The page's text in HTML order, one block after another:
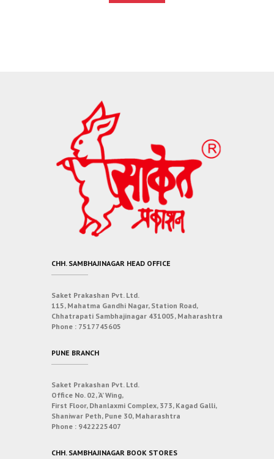
CHH. SAMBHAJINAGAR HEAD OFFICE
Saket Prakashan Pvt. Ltd.
115, Mahatma Gandhi Nagar, Station Road,
Chhatrapati Sambhajinagar 431005, Maharashtra
Phone : 7517745605
PUNE BRANCH
Saket Prakashan Pvt. Ltd.
Office No. 02, ‘A’ Wing,
First Floor, Dhanlaxmi Complex, 373, Kagad Galli,
Shaniwar Peth, Pune 30, Maharashtra
Phone : 9422225407
CHH. SAMBHAJINAGAR BOOK STORES